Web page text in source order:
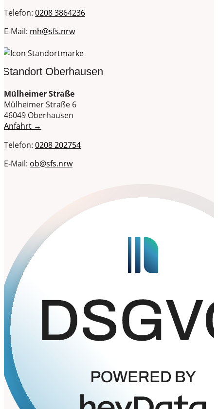
Telefon: 0208 3864236
E-Mail: mh@sfs.nrw
Standort Oberhausen
Mülheimer Straße
Mülheimer Straße 6
46049 Oberhausen
Anfahrt →
Telefon: 0208 202754
E-Mail: ob@sfs.nrw